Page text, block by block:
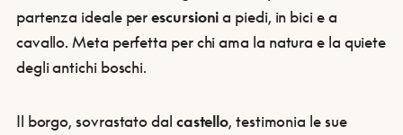
partenza ideale perescursionia piedi, in bici e a
cavallo. Meta perfetta per chi ama la natura e la quiete
degli antichi boschi.
Il borgo, sovrastato dal castello, testimonia le sue